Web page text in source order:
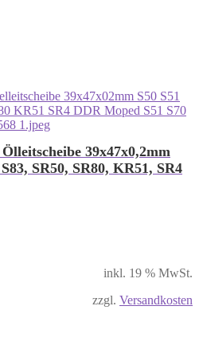
39x47x0,2mm
SR50, SR80, KR51, SR4
inkl. 19 % MwSt.
zzgl. Versandkosten